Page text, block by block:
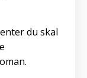
du skal